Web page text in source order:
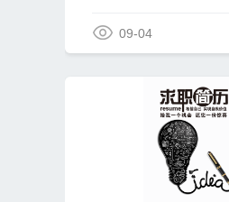
09-04